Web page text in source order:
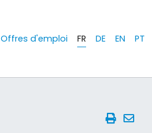
Offres d'emploi FR DE EN PT